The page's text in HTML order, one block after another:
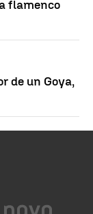
flamenco
de un Goya,